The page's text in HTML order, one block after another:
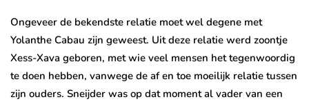
Ongeveer de bekendste relatie moet wel degene met
Yolanthe Cabau zijn geweest. Uit deze relatie werd zoontje
Xess-Xava geboren, met wie veel mensen het tegenwoordig
te doen hebben, vanwege de af en toe moeilijk relatie tussen
zijn ouders. Sneijder was op dat moment al vader van een